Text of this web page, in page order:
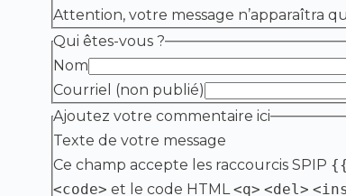
Attention, votre message n’apparaîtra
Qui êtes-vous ?
Nom
Courriel (non publié)
Ajoutez votre commentaire ici
Texte de votre message
Ce champ accepte les raccourcis SPIP
<code> et le code HTML<q> <del>